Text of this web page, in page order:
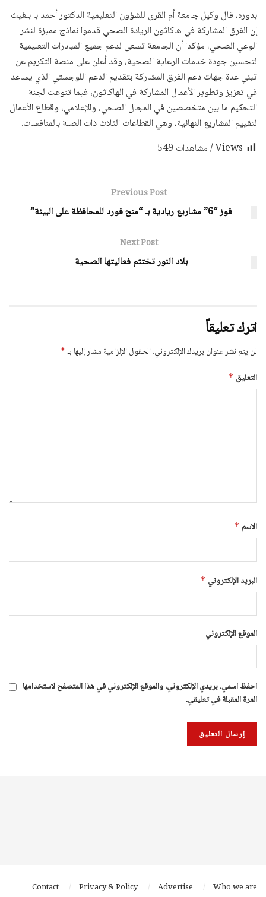
بدوره، قال وكيل جامعة أم القرى للشؤون التعليمية الدكتور أحمد با بلغيث
إن الفرق المشاركة في هاكاثون الريادة الصحي قدموا نماذج مميزة لنشر
الوعي الصحي، مؤكدا أن الجامعة تسعى لدعم جميع المبادرات التعليمية
لتحسين جودة خدمات الرعاية الصحية، وقد أعلن على منصة التكريم عن
تبني عدة جهات دعم الفرق المشاركة بتقديم الدعم اللوجستي الذي يساعد
في تعزيز وتطوير الأعمال المشاركة في الهاكاثون، فيما تنوعت لجنة
التحكيم ما بين متخصصين في المجال الصحي، والإعلامي، وقطاع الأعمال
لتقييم المشاريع النهائية، وهي القطاعات الثلاث ذات الصلة بالمنافسات.
Views / مشاهدات
549
Previous Post
فوز “6” مشاريع ريادية بـ “منح فورد للمحافظة على البيئة”
Next Post
بلاد النور تختتم فعاليتها الصحية
اترك تعليقاً
لن يتم نشر عنوان بريدك الإلكتروني. الحقول الإلزامية مشار إليها بـ*
التعليق *
الاسم *
البريد الإلكتروني *
الموقع الإلكتروني
احفظ اسمي، بريدي الإلكتروني، والموقع الإلكتروني في هذا المتصفح لاستخدامها
المرة المقبلة في تعليقي.
Who we are
Advertise
Privacy & Policy
Contact